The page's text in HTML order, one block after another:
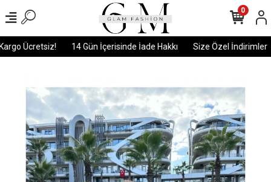
Ücretsiz! 14 Gün İçerisinde İade Hakkı Size Özel İndirimler
0